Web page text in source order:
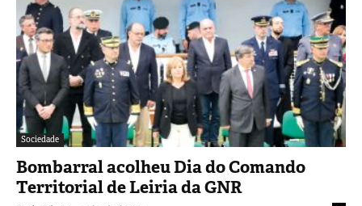
Sociedade
Bombarral acolheu Dia do Comando
Territorial de Leiria da GNR